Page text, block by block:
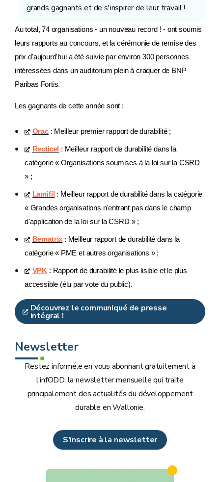
grands gagnants et de s'inspirer de leur travail !
Au total, 74 organisations - un nouveau record ! - ont soumis
leurs rapports au concours, et la cérémonie de remise des
prix d'aujourd'hui a été suivie par environ 300 personnes
intéressées dans un auditorium plein à craquer de BNP
Paribas Fortis.
Les gagnants de cette année sont :
Orac: Meilleur premier rapport de durabilité ;
Recticel : Meilleur rapport de durabilité dans la
catégorie « Organisations soumises à la loi sur la CSRD
» ;
Lamifil : Meilleur rapport de durabilité dans la catégorie
« Grandes organisations n'entrant pas dans le champ
d'application de la loi sur la CSRD » ;
Bematrix : Meilleur rapport de durabilité dans la
catégorie « PME et autres organisations » ;
VPK : Rapport de durabilité le plus lisible et le plus
accessible (élu par vote du public).
Découvrez le communiqué de presse
intégral !
Newsletter
Restez informé.e en vous abonnant gratuitement à
l’infODD, la newsletter mensuelle qui traite
principalement des actualités du développement
durable en Wallonie.
S'inscrire à la newsletter